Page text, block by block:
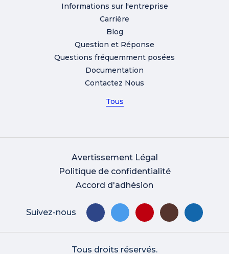
Informations sur l'entreprise
Carrière
Blog
Question et Réponse
Questions fréquemment posées
Documentation
Contactez Nous
Tous
Avertissement Légal
Politique de confidentialité
Accord d'adhésion
Suivez-nous
Tous droits réservés.